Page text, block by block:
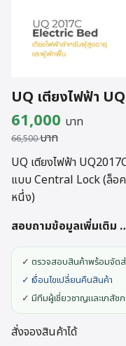
UQ เตียงไฟฟ้า
66,500บาท
Original
price
was:
66,500 บาท.
61,000 บาท
is:
UQ เตียงไฟฟ้า
แบบ Central Lock (ล็อ
หนึ่ง)
สอบถามข้อมูลเพิ่มเติม
✓ ตรวจสอบสินค้าพร้อมจัด
✓ เงื่อนไขเปลี่ยนคืนสินค้า
✓ มีทีมผู้เชี่ยวชาญและเภสัชก
สั่งจองสินค้าได้